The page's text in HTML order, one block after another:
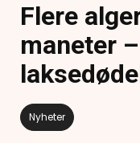
Flere
maneter
Nyheter